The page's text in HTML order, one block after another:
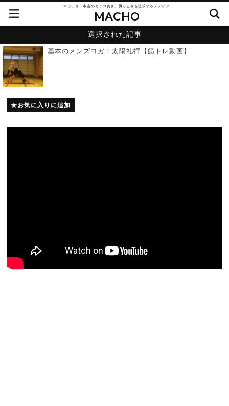
マッチョ！本当のカッコ良さ、男らしさを追求するメディア
MACHO
選択された記事
基本のメンズヨガ！太陽礼拝【筋トレ動画】
お気に入りに追加